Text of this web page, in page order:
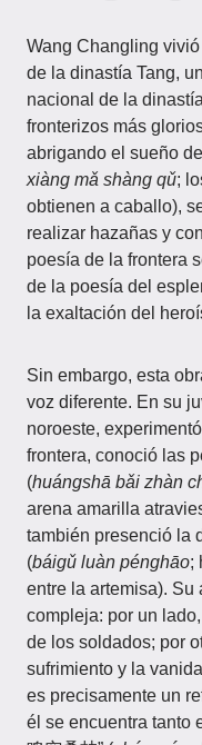
Wang Changling
de la dinastía Tang,
nacional de la
fronterizos más
abrigando el sueño
xiàng mǎ shàng qǔ;
obtienen a caballo),
realizar hazañas y
poesía de la frontera
de la poesía del
la exaltación del
Sin embargo, esta
voz diferente. En su
noroeste,
frontera, conoció las
(huángshā bǎi zhàn
arena amarilla
también presenció la
(báigǔ luàn pénghāo;
entre la artemisa). Su
compleja: por un
de los soldados; por
sufrimiento y la
es precisamente un
él se encuentra tanto